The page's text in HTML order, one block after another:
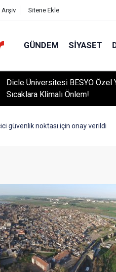
Arşiv Sitene Ekle
GÜNDEM SIYASET
Dicle Üniversitesi BESYO Özel
Sıcaklara Klimalı Önlem!
güvenlik noktası için onay verildi